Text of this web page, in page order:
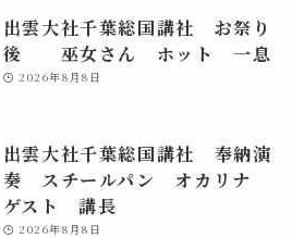
出雲大社千葉総国講社 お祭り
後 巫女さん ホット 一息
2026年8月8日
出雲大社千葉総国講社 奉納演
奏 スチールパン オカリナ
ゲスト 講長
2026年8月8日